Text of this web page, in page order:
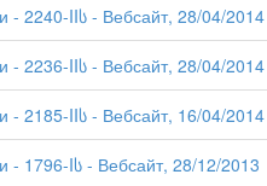
- 2240-IIს - Вебсайт, 28/04/2014
- 2236-IIს - Вебсайт, 28/04/2014
- 2185-IIს - Вебсайт, 16/04/2014
- 1796-Iს - Вебсайт, 28/12/2013